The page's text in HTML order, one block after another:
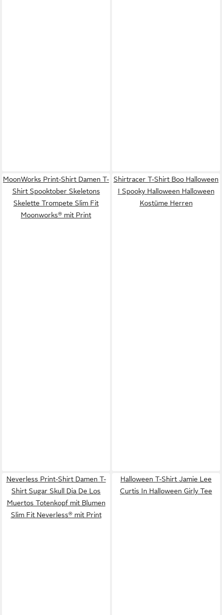
MoonWorks Print-Shirt Damen T-
Shirt Spooktober Skeletons
Skelette Trompete Slim Fit
Moonworks® mit Print
Shirtracer T-Shirt Boo Halloween
I Spooky Halloween Halloween
Kostüme Herren
Neverless Print-Shirt Damen T-
Shirt Sugar Skull Dia De Los
Muertos Totenkopf mit Blumen
Slim Fit Neverless® mit Print
Halloween T-Shirt Jamie Lee
Curtis In Halloween Girly Tee